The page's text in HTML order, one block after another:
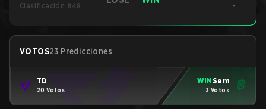
Clasificación #48 -
VOTOS23 Predicciones
TD
20 Votos
WINSem
3 Votos